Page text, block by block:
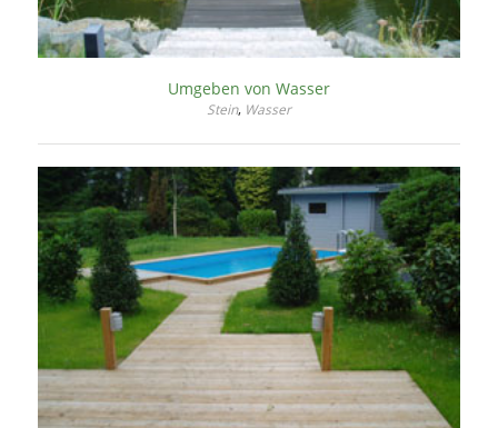
Umgeben von Wasser
Stein, Wasser